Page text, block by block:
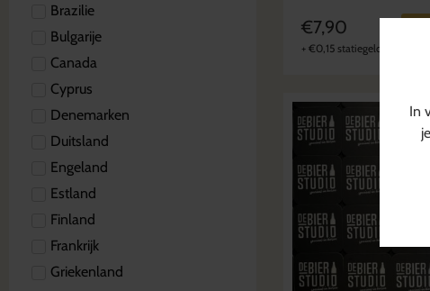
In
Brazilie
Bulgarije
Canada
Cyprus
Denemarken
Duitsland
Engeland
Estland
Finland
Frankrijk
Griekenland
€7,90
+€0,15 statiegeld